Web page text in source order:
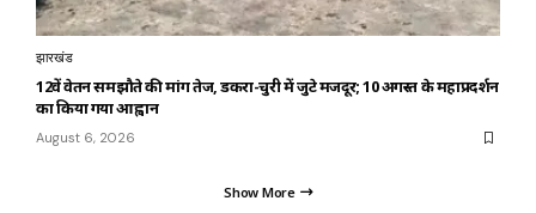
झारखंड
12वें वेतन समझौते की मांग तेज, डकरा-चुरी में जुटे मजदूर; 10 अगस्त के महाप्रदर्शन
का किया गया आह्वान
August 6, 2026
Show More